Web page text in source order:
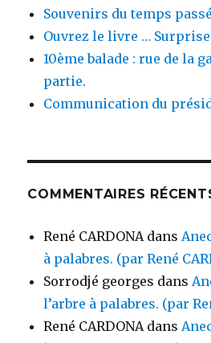
Souvenirs du temps
Ouvrez le livre … Surprise
10ème balade : rue de la
partie.
Communication du
COMMENTAIRES
René CARDONA dans
à palabres. (par René
Sorrodjé georges dans
l’arbre à palabres. (par
René CARDONA dans